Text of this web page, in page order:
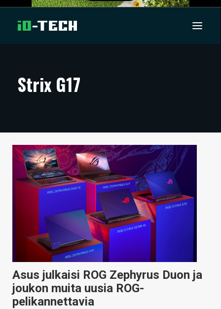
ARTIKKELIT
TECHBBS
TIETOA
HINTA.FI
VAIHDA TEEMA
Strix G17
Asus julkaisi ROG Zephyrus Duon ja
joukon muita uusia ROG-
pelikannettavia